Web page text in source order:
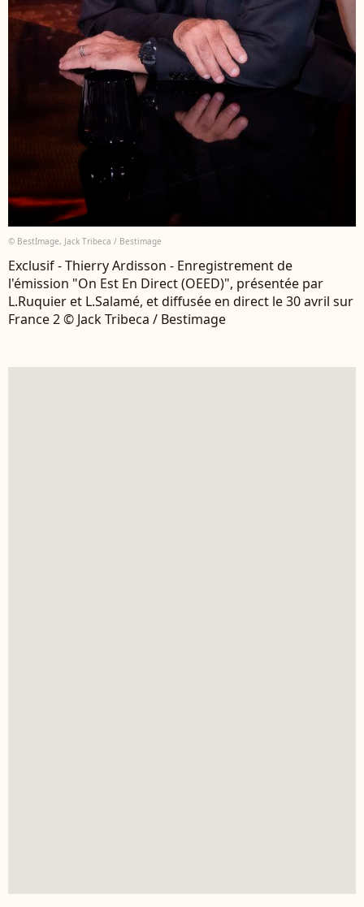
© BestImage, Jack Tribeca / Bestimage
Exclusif - Thierry Ardisson - Enregistrement de
l'émission "On Est En Direct (OEED)", présentée par
L.Ruquier et L.Salamé, et diffusée en direct le 30 avril sur
France 2 © Jack Tribeca / Bestimage